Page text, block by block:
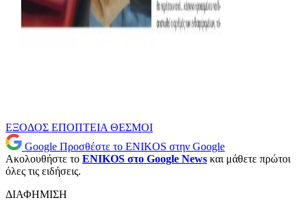
ΕΞΟΔΟΣ ΕΠΟΠΤΕΙΑ ΘΕΣΜΟΙ
Google Προσθέστε το ENIKOS στην Google
Ακολουθήστε το ENIKOS στο Google News και μάθετε πρώτοι
όλες τις ειδήσεις.
ΔΙΑΦΗΜΙΣΗ